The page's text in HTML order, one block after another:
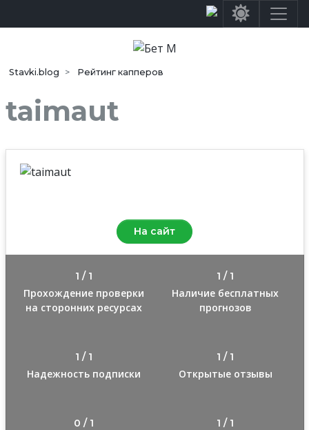
Stavki.blog Рейтинг капперов
taimaut
На сайт
1 / 1
Прохождение проверки
на сторонних ресурсах
1 / 1
Наличие бесплатных
прогнозов
1 / 1
Надежность подписки
1 / 1
Открытые отзывы
0 / 1 1 / 1